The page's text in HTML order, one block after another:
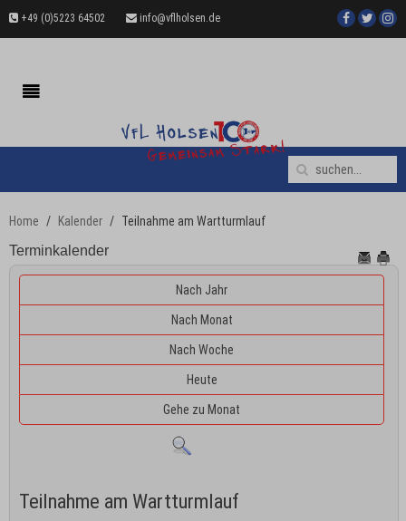
+49 (0)5223 64502 info@vflholsen.de
Home Kalender Teilnahme am Wartturmlauf
Terminkalender
Nach Jahr
Nach Monat
Nach Woche
Heute
Gehe zu Monat
Teilnahme am Wartturmlauf